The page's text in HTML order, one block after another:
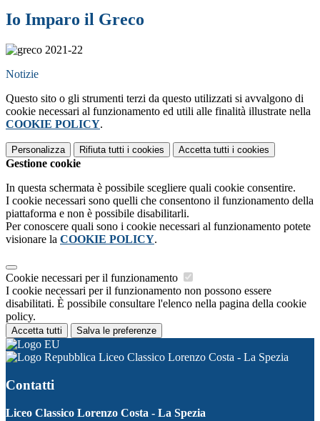
Io Imparo il Greco
Notizie
Questo sito o gli strumenti terzi da questo utilizzati si avvalgono di
cookie necessari al funzionamento ed utili alle finalità illustrate nella
COOKIE POLICY.
Personalizza Rifiuta tutti i cookies Accetta tutti i cookies
Gestione cookie
In questa schermata è possibile scegliere quali cookie consentire.
I cookie necessari sono quelli che consentono il funzionamento della
piattaforma e non è possibile disabilitarli.
Per conoscere quali sono i cookie necessari al funzionamento potete
visionare la COOKIE POLICY.
Cookie necessari per il funzionamento
I cookie necessari per il funzionamento non possono essere
disabilitati. È possibile consultare l'elenco nella pagina della cookie
policy.
Accetta tutti Salva le preferenze
Liceo Classico Lorenzo Costa - La Spezia
Contatti
Liceo Classico Lorenzo Costa - La Spezia